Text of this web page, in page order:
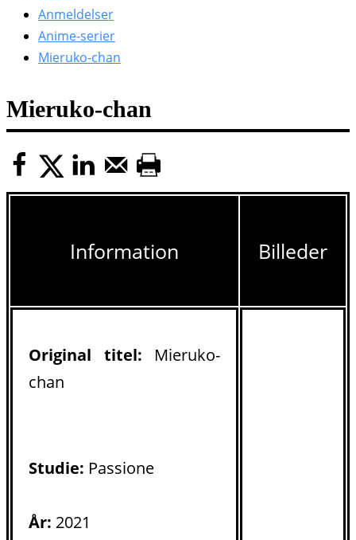
Anmeldelser
Anime-serier
Mieruko-chan
Mieruko-chan
Information Billeder
Original titel: Mieruko-
chan
Studie: Passione
År: 2021